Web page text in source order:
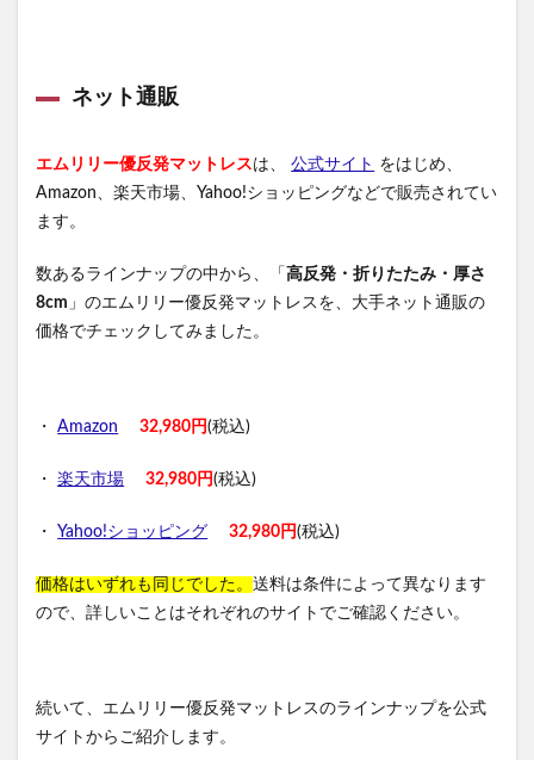
ネット通販
エムリリー優反発マットレスは、 公式サイト をはじめ、
Amazon、楽天市場、Yahoo!ショッピングなどで販売されてい
ます。
数あるラインナップの中から、「 高反発・折りたたみ・厚さ
8cm 」のエムリリー優反発マットレスを、大手ネット通販の
価格でチェックしてみました。
・ Amazon 32,980円(税込)
・ 楽天市場 32,980円(税込)
・ Yahoo!ショッピング 32,980円(税込)
価格はいずれも同じでした。 送料は条件によって異なります
ので、詳しいことはそれぞれのサイトでご確認ください。
続いて、エムリリー優反発マットレスのラインナップを公式
サイトからご紹介します。